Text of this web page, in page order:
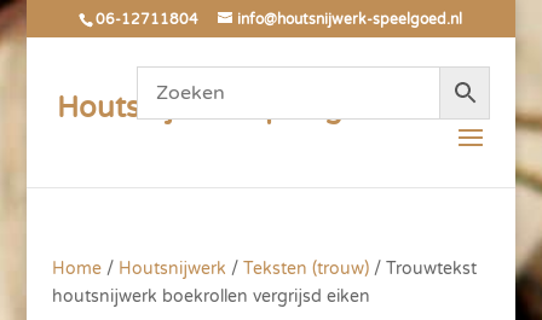
06-12711804 info@houtsnijwerk-speelgoed.nl
Houtsnijwerk Speelgoed
Home/ Houtsnijwerk / Teksten (trouw)/ Trouwtekst
houtsnijwerk boekrollen vergrijsd eiken